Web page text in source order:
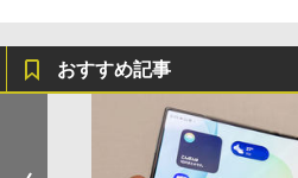
おすすめ記事